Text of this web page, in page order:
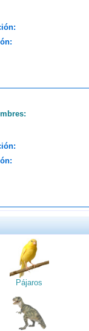
Pájaros